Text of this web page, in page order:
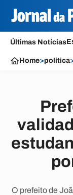
Últimas Notícias
Home>política
O prefeito de